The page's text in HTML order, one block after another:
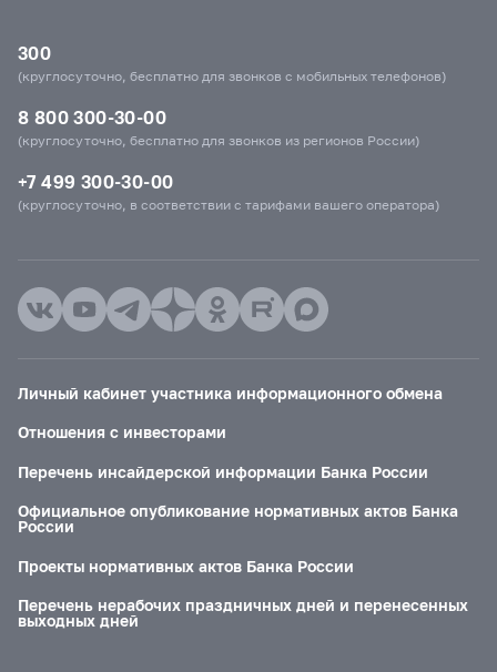
300
(круглосуточно, бесплатно для звонков с мобильных телефонов)
8 800 300-30-00
(круглосуточно, бесплатно для звонков из регионов России)
+7 499 300-30-00
(круглосуточно, в соответствии с тарифами вашего оператора)
Личный кабинет участника информационного обмена
Отношения с инвесторами
Перечень инсайдерской информации Банка России
Официальное опубликование нормативных актов Банка
России
Проекты нормативных актов Банка России
Перечень нерабочих праздничных дней и перенесенных
выходных дней